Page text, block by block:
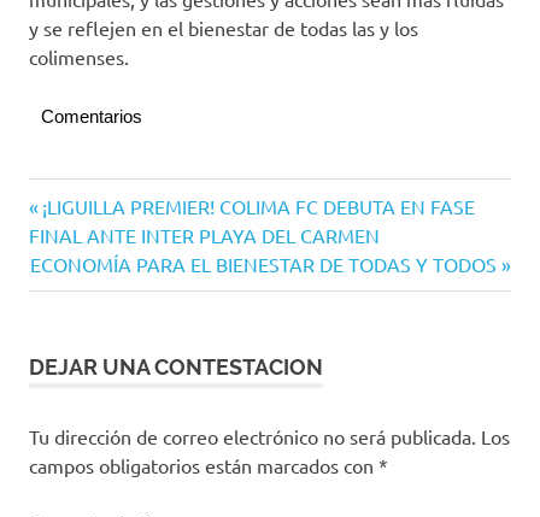
y se reflejen en el bienestar de todas las y los
colimenses.
Comentarios
Navegación
de
entradas
Entrada
anterior:
¡LIGUILLA PREMIER! COLIMA FC DEBUTA EN FASE
FINAL ANTE INTER PLAYA DEL CARMEN
Siguiente
entrada:
ECONOMÍA PARA EL BIENESTAR DE TODAS Y TODOS
DEJAR UNA CONTESTACION
Tu dirección de correo electrónico no será publicada. Los
campos obligatorios están marcados con *